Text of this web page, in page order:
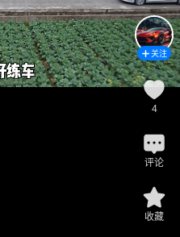
关注
4
评论
收藏